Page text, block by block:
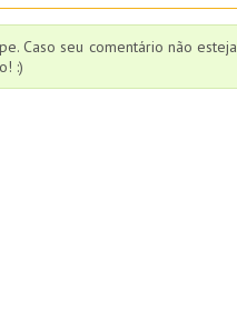
Caso seu comentário não esteja
:)